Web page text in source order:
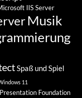
IIS Server
Musik
Spaß und Spiel
11
Foundation